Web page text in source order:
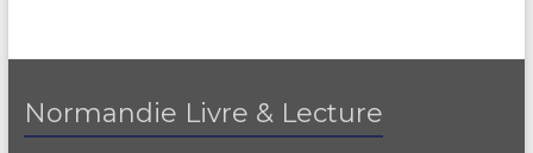
Normandie Livre & Lecture